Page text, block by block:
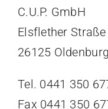
C.U.P. GmbH
Elsflether Straße
26125 Oldenburg
Tel. 0441 350
Fax 0441 350